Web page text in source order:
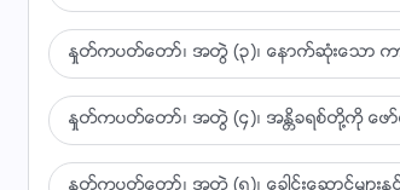
ကိုယ္ေတာ္၏ ႏႈတ္ကပတ္ေတာ္မ်ားကို ကြ
ကိုယ္ေတာ္ကို ေတာင့္တျခင္းမ်ားျဖင့္ ကြၽ
ကိုယ္ေတာ္၏မ်က္ႏွာေတာ္ကို ျမင္ခ်ိန္တိုင္း က
လြတ္လပ္ျခင္းဆိုသည့္အရာကို ရွာေဖြလ်က္
ႏႈတ္ကပတ္ေတာ္၊ အတြဲ (၃)၊ ေနာက္ဆုံးေသာ ကာ
ႏႈတ္ကပတ္ေတာ္၊ အတြဲ (၄)၊ အႏၲိခရစ္တို႔ကို ေဖာ္